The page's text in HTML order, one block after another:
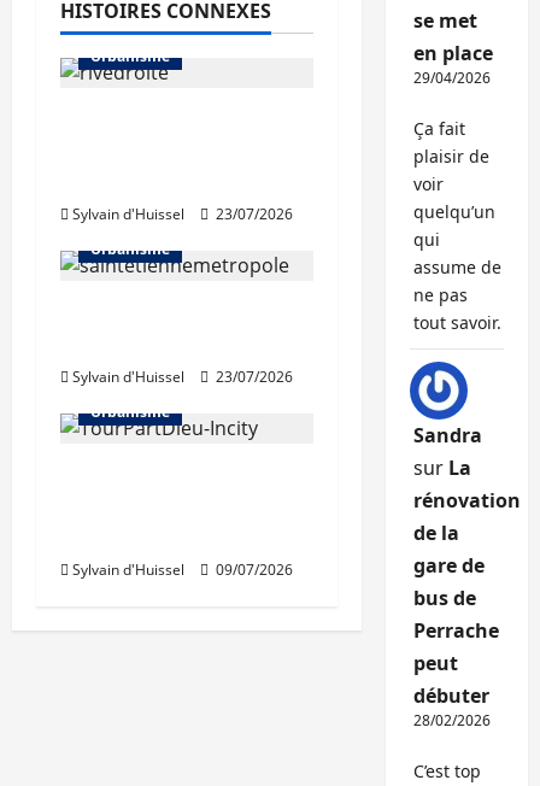
HISTOIRES CONNEXES
Urbanisme
Sylvain d'Huissel
23/07/2026
Urbanisme
Sylvain d'Huissel
23/07/2026
Urbanisme
Sylvain d'Huissel 09/07/2026
se met
en place
29/04/2026
Ça fait
plaisir de
voir
quelqu’un
qui
assume de
ne pas
tout savoir.
Sandra
sur La
rénovation
de la
gare de
bus de
Perrache
peut
débuter
28/02/2026
C’est top